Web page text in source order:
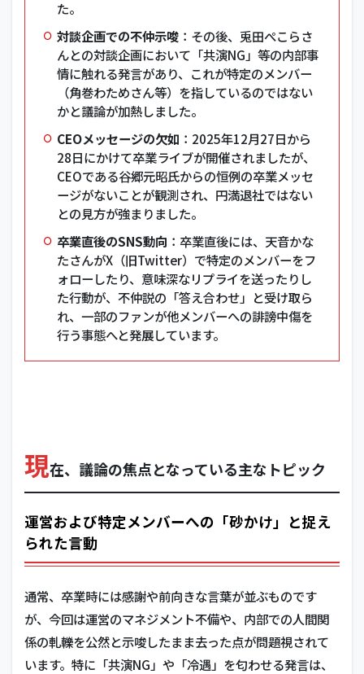
た。
対談企画での不仲示唆：その後、兎田ぺこらさ
んとの対談企画において「共演NG」等の内部事
情に触れる発言があり、これが特定のメンバー
（角巻わためさん等）を指しているのではない
かと議論が加熱しました。
CEOメッセージの欠如 ：2025年12月27日から
28日にかけて卒業ライブが開催されましたが、
CEOである谷郷元昭氏からの恒例の卒業メッセ
ージがないことが観測され、円満退社ではない
との見方が強まりました。
卒業直後のSNS動向 ：卒業直後には、天音かな
たさんがX（旧Twitter）で特定のメンバーをフ
ォローしたり、意味深なリプライを送ったりし
た行動が、不仲説の「答え合わせ」と受け取ら
れ、一部のファンが他メンバーへの誹謗中傷を
行う事態へと発展しています。
現在、議論の焦点となっている主なトピック
運営および特定メンバーへの「砂かけ」と捉え
られた言動
通常、卒業時には感謝や前向きな言葉が並ぶものです
が、今回は運営のマネジメント不備や、内部での人間関
係の軋轢を公然と示唆したまま去った点が問題視されて
います。特に「共演NG」や「冷遇」を匂わせる発言は、